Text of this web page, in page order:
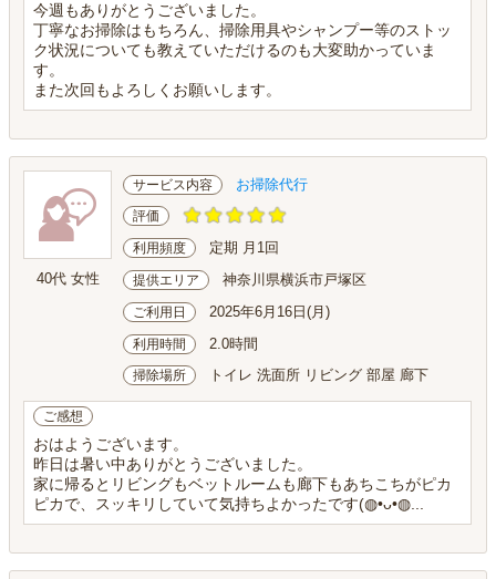
今週もありがとうございました。
丁寧なお掃除はもちろん、掃除用具やシャンプー等のストッ
ク状況についても教えていただけるのも大変助かっていま
す。
また次回もよろしくお願いします。
40代 女性
サービス内容 お掃除代行
評価
利用頻度 定期 月1回
提供エリア 神奈川県横浜市戸塚区
ご利用日 2025年6月16日(月)
利用時間 2.0時間
掃除場所 トイレ 洗面所 リビング 部屋 廊下
ご感想
おはようございます。
昨日は暑い中ありがとうございました。
家に帰るとリビングもベットルームも廊下もあちこちがピカ
ピカで、スッキリしていて気持ちよかったです(⁠◍⁠•⁠ᴗ⁠•⁠◍⁠...